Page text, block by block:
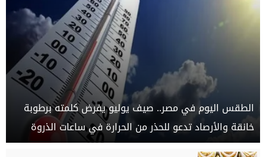
الطقس اليوم في مصر.. صيف يوليو يفرض كلمته برطوبة
خانقة والأرصاد تدعو للحذر من الحرارة في ساعات الذروة